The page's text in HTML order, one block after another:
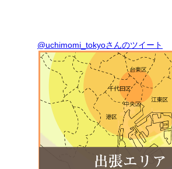
@uchimomi_tokyoさんのツイート